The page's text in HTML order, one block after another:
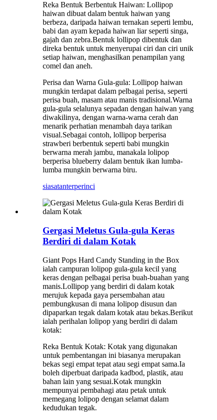
Reka Bentuk Berbentuk Haiwan: Lollipop
haiwan dibuat dalam bentuk haiwan yang
berbeza, daripada haiwan ternakan seperti lembu,
babi dan ayam kepada haiwan liar seperti singa,
gajah dan zebra.Bentuk lollipop dibentuk dan
direka bentuk untuk menyerupai ciri dan ciri unik
setiap haiwan, menghasilkan penampilan yang
comel dan aneh.
Perisa dan Warna Gula-gula: Lollipop haiwan
mungkin terdapat dalam pelbagai perisa, seperti
perisa buah, masam atau manis tradisional.Warna
gula-gula selalunya sepadan dengan haiwan yang
diwakilinya, dengan warna-warna cerah dan
menarik perhatian menambah daya tarikan
visual.Sebagai contoh, lollipop berperisa
strawberi berbentuk seperti babi mungkin
berwarna merah jambu, manakala lolipop
berperisa blueberry dalam bentuk ikan lumba-
lumba mungkin berwarna biru.
siasatanterperinci
Gergasi Meletus Gula-gula Keras
Berdiri di dalam Kotak
Giant Pops Hard Candy Standing in the Box
ialah campuran lolipop gula-gula kecil yang
keras dengan pelbagai perisa buah-buahan yang
manis.Lollipop yang berdiri di dalam kotak
merujuk kepada gaya persembahan atau
pembungkusan di mana lolipop disusun dan
dipaparkan tegak dalam kotak atau bekas.Berikut
ialah perihalan lolipop yang berdiri di dalam
kotak:
Reka Bentuk Kotak: Kotak yang digunakan
untuk pembentangan ini biasanya merupakan
bekas segi empat tepat atau segi empat sama.Ia
boleh diperbuat daripada kadbod, plastik, atau
bahan lain yang sesuai.Kotak mungkin
mempunyai pembahagi atau petak untuk
memegang lolipop dengan selamat dalam
kedudukan tegak.